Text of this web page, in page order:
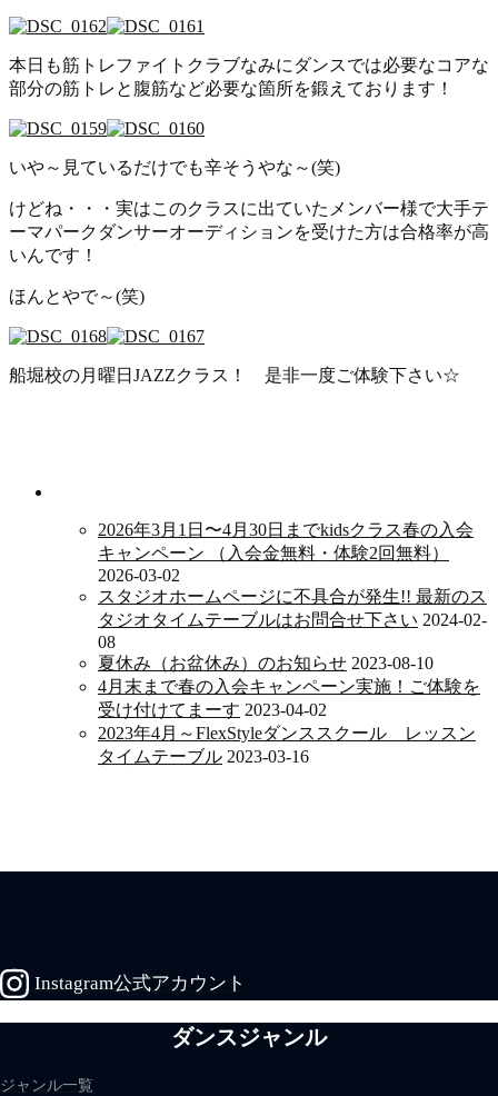
本日も筋トレファイトクラブなみにダンスでは必要なコアな
部分の筋トレと腹筋など必要な箇所を鍛えております！
いや～見ているだけでも辛そうやな～(笑)
けどね・・・実はこのクラスに出ていたメンバー様で大手テ
ーマパークダンサーオーディションを受けた方は合格率が高
いんです！
ほんとやで～(笑)
船堀校の月曜日JAZZクラス！ 是非一度ご体験下さい☆
2026年3月1日〜4月30日までkidsクラス春の入会
キャンペーン （入会金無料・体験2回無料）
2026-03-02
スタジオホームページに不具合が発生!! 最新のス
タジオタイムテーブルはお問合せ下さい 2024-02-
08
夏休み（お盆休み）のお知らせ 2023-08-10
4月末まで春の入会キャンペーン実施！ご体験を
受け付けてまーす 2023-04-02
2023年4月～FlexStyleダンススクール レッスン
タイムテーブル 2023-03-16
Instagram公式アカウント
ダンスジャンル
ジャンル一覧